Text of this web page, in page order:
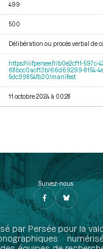
499
500
Délibération ou procès verbal de
https://iiif.persee.fr/b0e2cf11-597c-
68bcc0acf13b/66d69299-8154-
5dc99854fb30/manifest
11 octobre 2024 à 00:28
Suivez-nous
par Persée pour la